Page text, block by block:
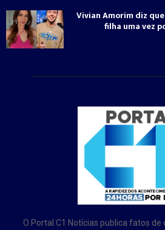
Vivian Amorim diz
filha uma vez
O Portal C1 Notícias publica fatos